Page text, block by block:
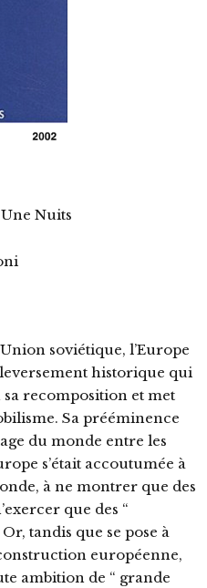
Nuits
soviétique, l’Europe
historique qui
recomposition et met
Sa prééminence
du monde entre les
s’était accoutumée à
à ne montrer que des
que des “
tandis que se pose à
européenne,
ambition de “ grande